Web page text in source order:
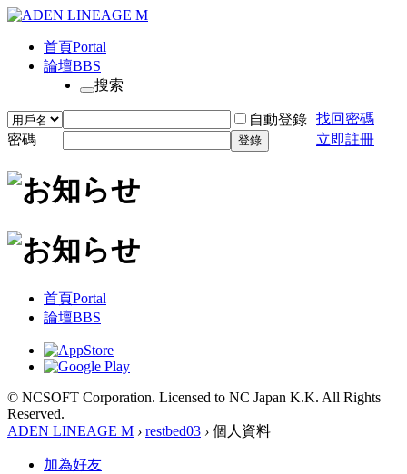
首頁Portal
論壇BBS
搜索
自動登錄 找回密碼
密碼
登錄 立即註冊
首頁Portal
論壇BBS
© NCSOFT Corporation. Licensed to NC Japan K.K. All Rights
Reserved.
ADEN LINEAGE M › restbed03 › 個人資料
加為好友